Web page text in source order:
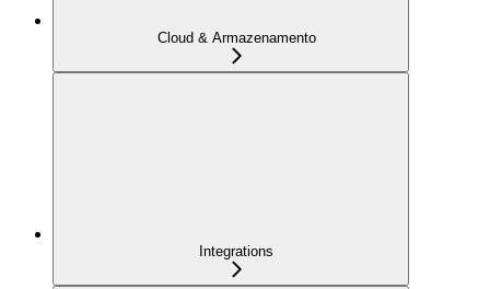
Cloud & Armazenamento
Integrations